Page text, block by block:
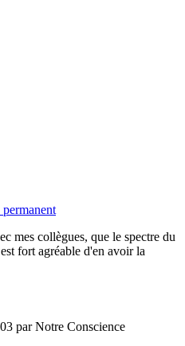
mes collègues, que le spectre du
fort agréable d'en avoir la
par Notre Conscience